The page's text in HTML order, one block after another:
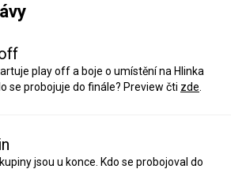
play off a boje o umístění na Hlinka
se probojuje do finále? Preview čti zde
jsou u konce. Kdo se probojoval do